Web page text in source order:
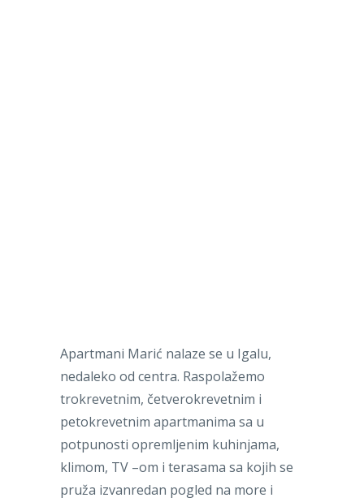
Apartmani Marić nalaze se u Igalu,
nedaleko od centra. Raspolažemo
trokrevetnim, četverokrevetnim i
petokrevetnim apartmanima sa u
potpunosti opremljenim kuhinjama,
klimom, TV –om i terasama sa kojih se
pruža izvanredan pogled na more i